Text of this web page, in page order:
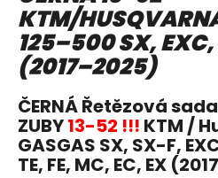
KTM/
125–500 SX, EXC,
(2017–2025)
ČERNÁ Řetězová sada
ZUBY13-52 !!! KTM /
GASGAS SX, SX-F,
TE, FE, MC, EC, EX
a
j
í
t
?